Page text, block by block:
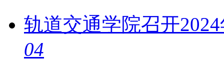
轨道交通学院召开
04